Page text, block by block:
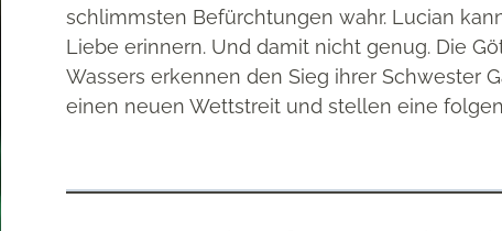
schlimmsten Befürchtungen wahr. Lucian
Liebe erinnern. Und damit nicht genug. Die
Wassers erkennen den Sieg ihrer Schwester
einen neuen Wettstreit und stellen eine